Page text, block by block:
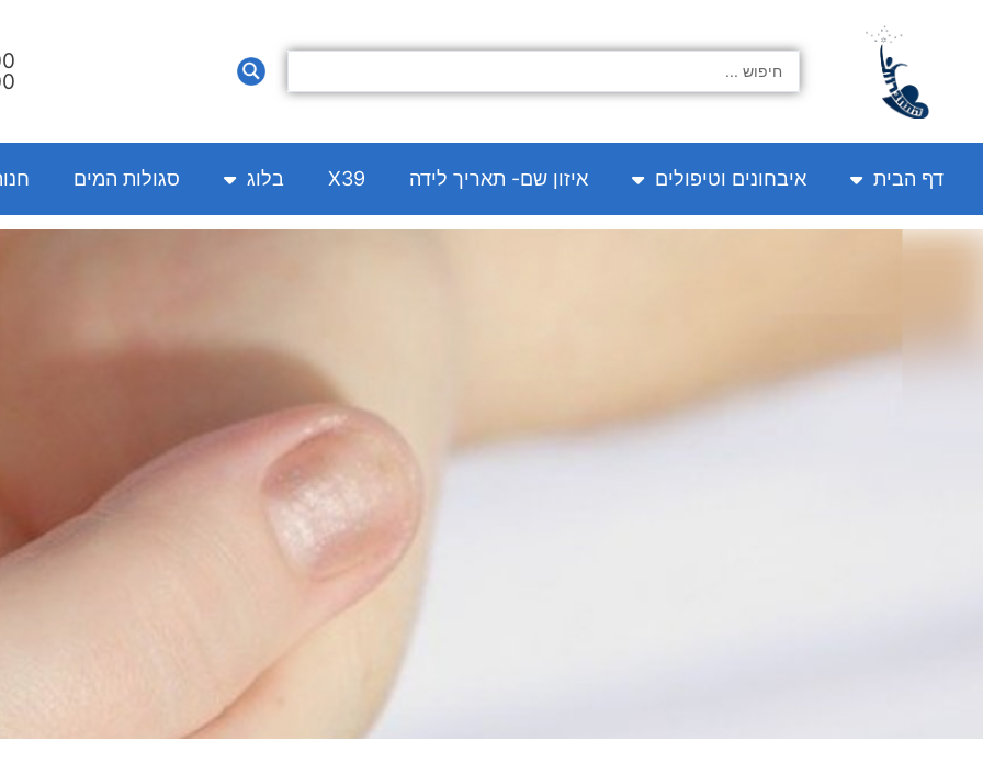
...
דף הבית איבחונים וטיפולים איזון שם- תאריך לידה X39 בלוג סגולות המים